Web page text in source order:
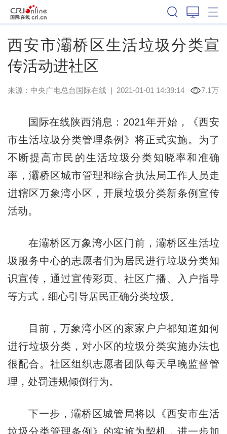
西安市灞桥区生活垃圾分类宣
传活动进社区
来源： 中央广电总台国际在线| 2021-01-01 14:39:14 7.1万
国际在线陕西消息：2021年开始，《西安
市生活垃圾分类管理条例》将正式实施。为了
不断提高市民的生活垃圾分类知晓率和准确
率，灞桥区城市管理和综合执法局工作人员走
进辖区万象湾小区，开展垃圾分类新条例宣传
活动。
在灞桥区万象湾小区门前，灞桥区生活垃
圾服务中心的志愿者们为居民进行垃圾分类知
识宣传，通过宣传彩页、社区广播、入户指导
等方式，细心引导居民正确分类垃圾。
目前，万象湾小区的家家户户都知道如何
进行垃圾分类，对小区的垃圾分类实施办法也
很配合。社区组织志愿者团队每天早晚监督管
理，处罚违规倾倒行为。
下一步，灞桥区城管局将以《西安市生活
垃圾分类管理条例》的实施为契机，进一步加